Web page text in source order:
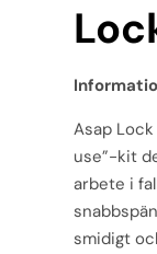
Asap
use”-kit
arbete i
smidigt